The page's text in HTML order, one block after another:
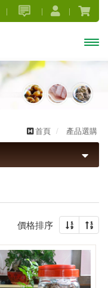
首頁 產品選購
價格排序